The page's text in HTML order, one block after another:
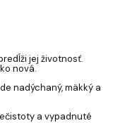
jej životnosť.
nová.
nadýchaný, mäkký a
a vypadnuté